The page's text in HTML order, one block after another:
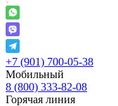
+7 (901) 700-05-38
Мобильный
8 (800) 333-82-08
Горячая линия